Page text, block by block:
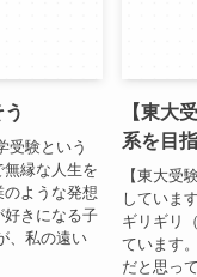
受験という
縁な人生を
ような発想
好きになる子
、私の遠い
【東大
系を目
【東大受
していま
ギリギリ
ています
だと思っ